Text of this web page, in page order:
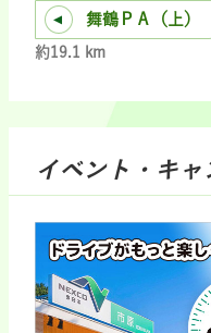
舞鶴ＰＡ（上）
約19.1 km
イベント・キャ